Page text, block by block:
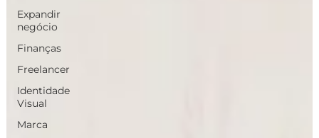
Expandir
negócio
Finanças
Freelancer
Identidade
Visual
Marca